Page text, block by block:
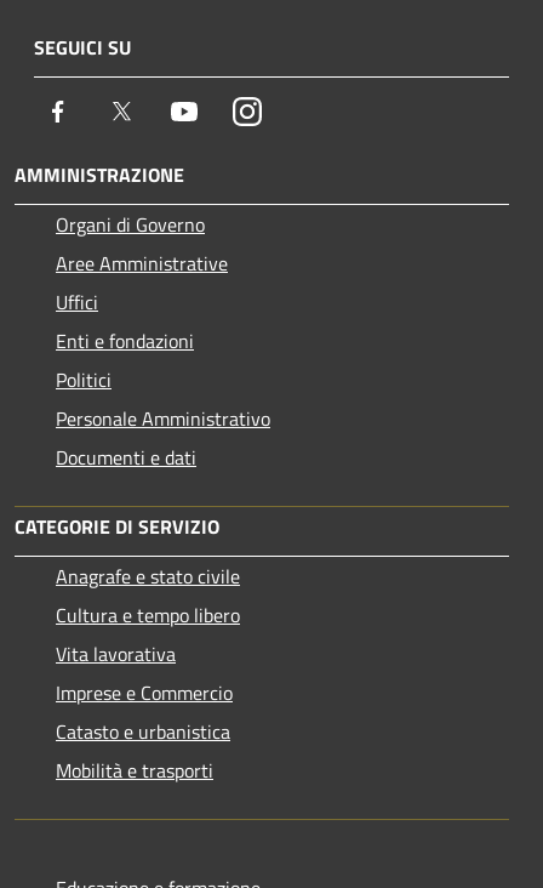
SEGUICI SU
Facebook Twitter YoutubeInstagram
AMMINISTRAZIONE
Organi di Governo
Aree Amministrative
Uffici
Enti e fondazioni
Politici
Personale Amministrativo
Documenti e dati
CATEGORIE DI SERVIZIO
Anagrafe e stato civile
Cultura e tempo libero
Vita lavorativa
Imprese e Commercio
Catasto e urbanistica
Mobilità e trasporti